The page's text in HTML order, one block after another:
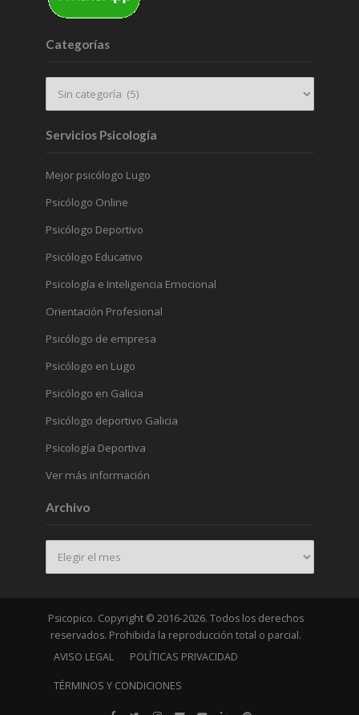
Categorías
Servicios Psicología
Mejor psicólogo Lugo
Psicólogo Online
Psicólogo Deportivo
Psicólogo Educativo
Psicología e Inteligencia Emocional
Orientación Profesional
Psicólogo de empresa
Psicólogo en Lugo
Psicólogo en Galicia
Psicólogo deportivo Galicia
Psicología Deportiva
Ver más información
Archivo
Psicopico. Copyright © 2016-2026. Todos los derechos
reservados. Prohibida la reproducción total o parcial.
AVISO LEGAL
POLÍTICAS PRIVACIDAD
TÉRMINOS Y CONDICIONES